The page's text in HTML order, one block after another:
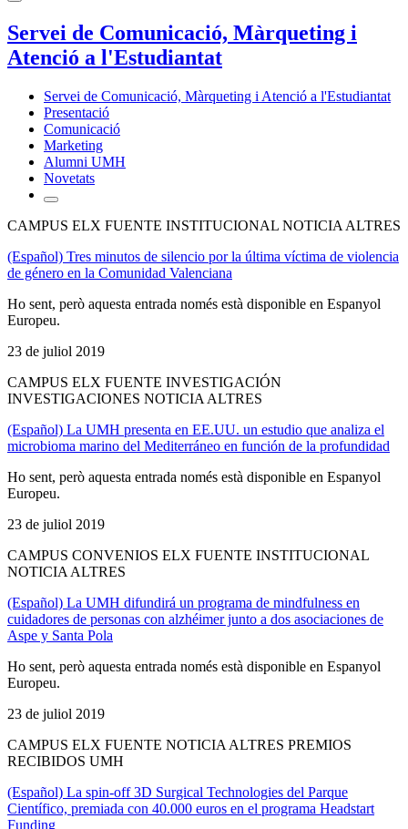
Servei de Comunicació, Màrqueting i
Atenció a l'Estudiantat
Servei de Comunicació, Màrqueting i Atenció a l'Estudiantat
Presentació
Comunicació
Marketing
Alumni UMH
Novetats
CAMPUS ELX FUENTE INSTITUCIONAL NOTICIA ALTRES
(Español) Tres minutos de silencio por la última víctima de violencia
de género en la Comunidad Valenciana
Ho sent, però aquesta entrada només està disponible en Espanyol
Europeu.
23 de juliol 2019
CAMPUS ELX FUENTE INVESTIGACIÓN
INVESTIGACIONES NOTICIA ALTRES
(Español) La UMH presenta en EE.UU. un estudio que analiza el
microbioma marino del Mediterráneo en función de la profundidad
Ho sent, però aquesta entrada només està disponible en Espanyol
Europeu.
23 de juliol 2019
CAMPUS CONVENIOS ELX FUENTE INSTITUCIONAL
NOTICIA ALTRES
(Español) La UMH difundirá un programa de mindfulness en
cuidadores de personas con alzhéimer junto a dos asociaciones de
Aspe y Santa Pola
Ho sent, però aquesta entrada només està disponible en Espanyol
Europeu.
23 de juliol 2019
CAMPUS ELX FUENTE NOTICIA ALTRES PREMIOS
RECIBIDOS UMH
(Español) La spin-off 3D Surgical Technologies del Parque
Científico, premiada con 40.000 euros en el programa Headstart
Funding